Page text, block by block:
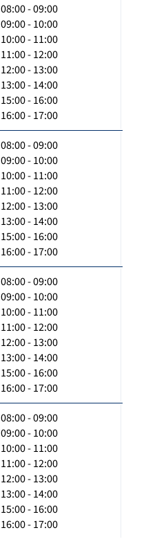
08:00 - 09:00
09:00 - 10:00
10:00 - 11:00
11:00 - 12:00
12:00 - 13:00
13:00 - 14:00
15:00 - 16:00
16:00 - 17:00
08:00 - 09:00
09:00 - 10:00
10:00 - 11:00
11:00 - 12:00
12:00 - 13:00
13:00 - 14:00
15:00 - 16:00
16:00 - 17:00
08:00 - 09:00
09:00 - 10:00
10:00 - 11:00
11:00 - 12:00
12:00 - 13:00
13:00 - 14:00
15:00 - 16:00
16:00 - 17:00
08:00 - 09:00
09:00 - 10:00
10:00 - 11:00
11:00 - 12:00
12:00 - 13:00
13:00 - 14:00
15:00 - 16:00
16:00 - 17:00